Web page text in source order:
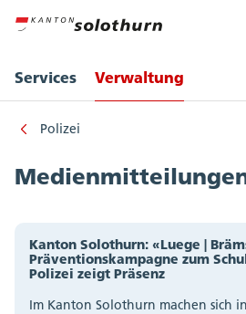
Services Verwaltung
Polizei
Kanton Solothurn: «Luege |
Präventionskampagne zum
Polizei zeigt Präsenz
Im Kanton Solothurn machen sich